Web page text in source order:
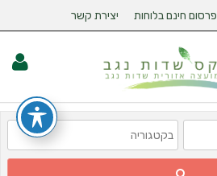
פרסום חינם בלוחות יצירת קשר